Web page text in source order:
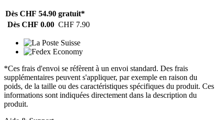
Dès CHF 54.90 gratuit*
Dès CHF 0.00 CHF 7.90
*Ces frais d'envoi se réfèrent à un envoi standard. Des frais
supplémentaires peuvent s'appliquer, par exemple en raison du
poids, de la taille ou des caractéristiques spécifiques du produit. Ces
informations sont indiquées directement dans la description du
produit.